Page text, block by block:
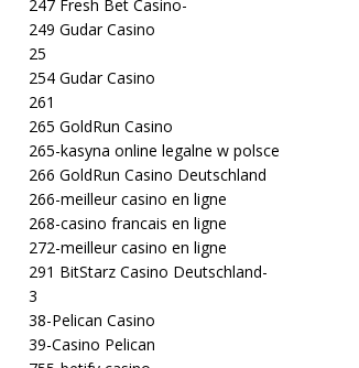
247 Fresh Bet Casino-
249 Gudar Casino
25
254 Gudar Casino
261
265 GoldRun Casino
265-kasyna online legalne w polsce
266 GoldRun Casino Deutschland
266-meilleur casino en ligne
268-casino francais en ligne
272-meilleur casino en ligne
291 BitStarz Casino Deutschland-
3
38-Pelican Casino
39-Casino Pelican